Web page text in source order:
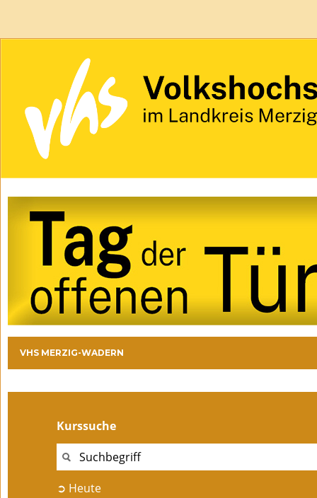
VHS MERZIG-WADERN
Kurssuche
➲ Heute